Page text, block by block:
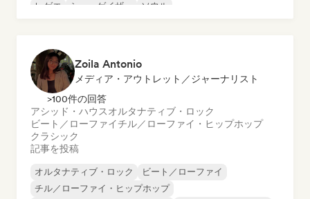
レゲエ
シューゲイザー ソウル
Zoila Antonio
メディア・アウトレット／ジャーナリスト
>100件の回答
アシッド・ハウスオルタナティブ・ロック
ビート／ローファイチル／ローファイ・ヒップホップ
クラシック
記事を投稿
オルタナティブ・ロック
ビート／ローファイ
チル／ローファイ・ヒップホップ